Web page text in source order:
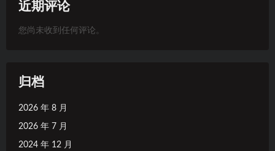
近期评论
您尚未收到任何评论。
归档
2026 年 8 月
2026 年 7 月
2024 年 12 月